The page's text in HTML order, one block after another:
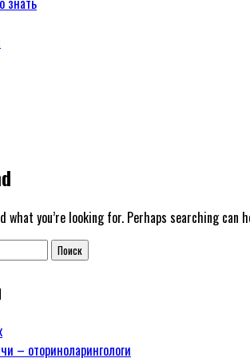
what you’re looking for. Perhaps searching can
– оториноларингологи